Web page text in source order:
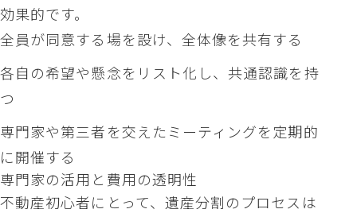
効果的です。
全員が同意する場を設け、全体像を共有する
各自の希望や懸念をリスト化し、共通認識を持
つ
専門家や第三者を交えたミーティングを定期的
に開催する
専門家の活用と費用の透明性
不動産初心者にとって、遺産分割のプロセスは